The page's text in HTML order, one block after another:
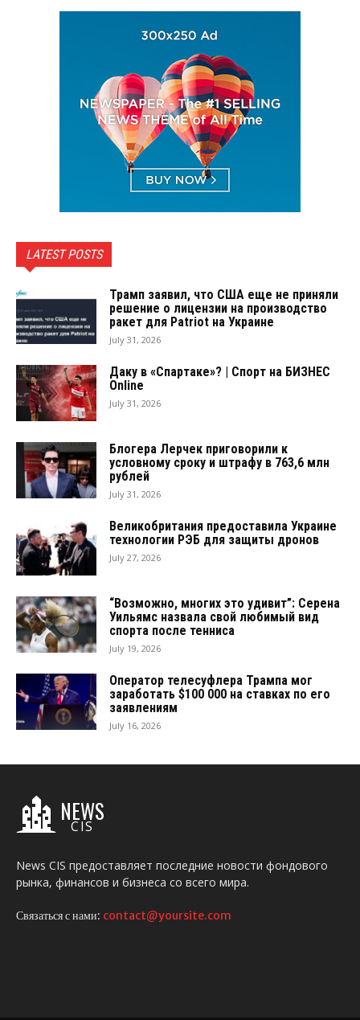
LATEST POSTS
Трамп заявил, что США еще не приняли
решение о лицензии на производство
ракет для Patriot на Украине
July 31, 2026
Даку в «Спартаке»? | Спорт на БИЗНЕС
Online
July 31, 2026
Блогера Лерчек приговорили к
условному сроку и штрафу в 763,6 млн
рублей
July 31, 2026
Великобритания предоставила Украине
технологии РЭБ для защиты дронов
July 27, 2026
“Возможно, многих это удивит”: Серена
Уильямс назвала свой любимый вид
спорта после тенниса
July 19, 2026
Оператор телесуфлера Трампа мог
заработать $100 000 на ставках по его
заявлениям
July 16, 2026
NEWS
CIS
News CIS предоставляет последние новости фондового
рынка, финансов и бизнеса со всего мира.
Связаться с нами: contact@yoursite.com